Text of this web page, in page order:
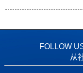
FOLLOW
从